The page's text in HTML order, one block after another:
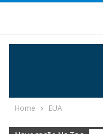
Home EUA